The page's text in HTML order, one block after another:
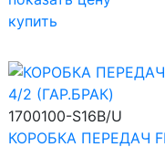
купить
1700100-S16B/U
КОРОБКА ПЕРЕДАЧ